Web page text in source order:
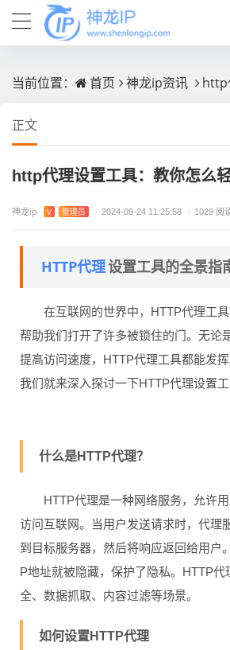
当前位置： 首页 神龙ip资讯 http代理
正文
http代理设置工具：教你怎么
神龙ip V 管理员 / 2024-09-24 11:25:58 / 1029 阅
HTTP代理设置工具的全景指
在互联网的世界中，HTTP代理工具
帮助我们打开了许多被锁住的门。无论
提高访问速度，HTTP代理工具都能发挥
我们就来深入探讨一下HTTP代理设置工
什么是HTTP代理？
HTTP代理是一种网络服务，允许
访问互联网。当用户发送请求时，代理
到目标服务器，然后将响应返回给用户
P地址就被隐藏，保护了隐私。HTTP代
全、数据抓取、内容过滤等场景。
如何设置HTTP代理